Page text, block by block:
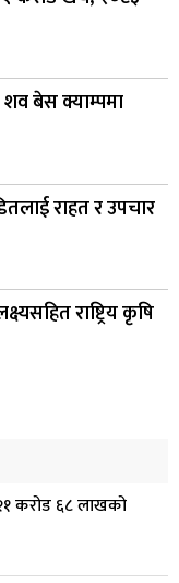
शव बेस क्याम्पमा
राहत र उपचार
राष्ट्रिय कृषि
डा. कादिर आलम
करोड ६८ लाखको